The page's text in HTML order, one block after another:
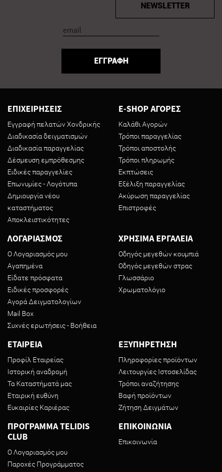
NEWSLETTER
ΕΓΓΡΑΦΗ
ΕΠΙΧΕΙΡΗΣΕΙΣ
Εγγραφή πελατών Χονδρικής
Διαδικασία δειγματισμών
Διαδικασία παραγγελίας
Δέσμευση εμπρόθεσμης
Ειδικές παραγγελίες
Επωνυμίες - Λογότυπα
Δημιουργία νέου
καταστήματος
Αποκλειστικότητες
E-SHOP ΑΓΟΡΕΣ
Καλάθι Αγορών
Τρόποι παραγγελίας
Τρόποι αποστολής
Τρόποι πληρωμής
Εκπτώσεις
Εξέλιξη παραγγελίας
Ακύρωση παραγγελίας
Επιστροφές
ΛΟΓΑΡΙΑΣΜΟΣ
Ο Λογαριασμός μου
Αγαπημένα
Είδατε πρόσφατα
Ειδικές προσφορές
Αγορά Δειγματολογίων
Mail Box
Συχνές ερωτήσεις - Βοήθεια
ΧΡΗΣΙΜΑ ΕΡΓΑΛΕΙΑ
Οδηγός μεγεθών κουμπιά
Οδηγός μεγεθών στρας
Γλωσσάριο
Χρωματολόγιο
ΕΤΑΙΡΕΙΑ
Προφίλ Εταιρείας
Ιστορική αναδρομή
Τα Καταστήματά μας
Εταιρική ευθύνη
Ευκαιρίες Καριέρας
ΕΞΥΠΗΡΕΤΗΣΗ
Πληροφορίες προϊόντων
Λειτουργίες Ιστοσελίδας
Τρόποι αναζήτησης
Βαφή προϊόντων
Ζήτηση Δειγμάτων
ΠΡΟΓΡΑΜΜΑ TELIDIS
CLUB
Ο Λογαριασμός μου
Παροχές Προγράμματος
ΕΠΙΚΟΙΝΩΝΙΑ
Επικοινωνία